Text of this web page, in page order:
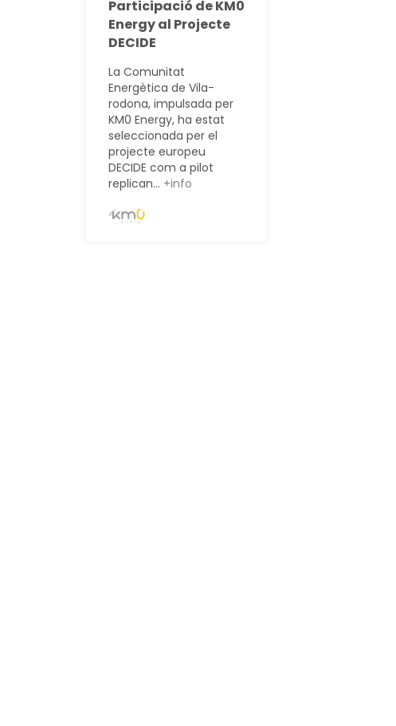
Participació de KM0
Energy al Projecte
DECIDE
La Comunitat
Energètica de Vila-
rodona, impulsada per
KM0 Energy, ha estat
seleccionada per el
projecte europeu
DECIDE com a pilot
replican... +info